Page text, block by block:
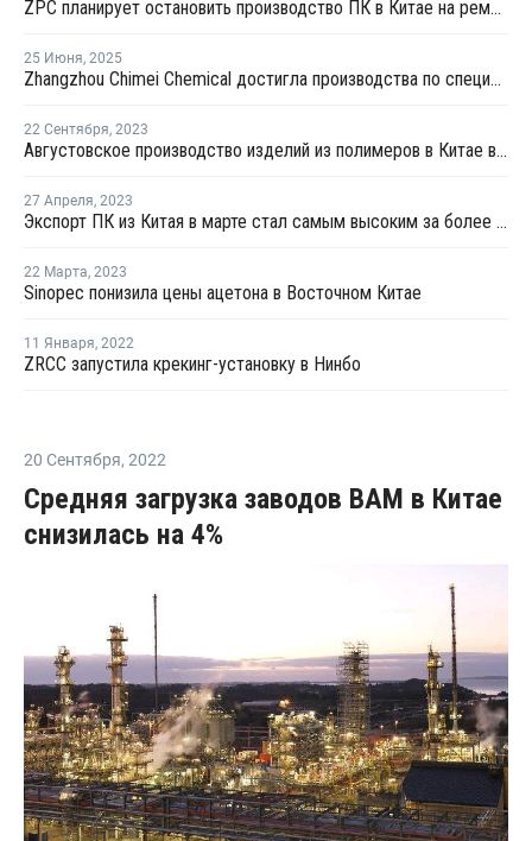
ZPC планирует остановить производство ПК в Китае на ремонт
25 Июня, 2025
Zhangzhou Chimei Chemical достигла производства по спецификации на новой линии поликарбоната в Китае
22 Сентября, 2023
Августовское производство изделий из полимеров в Китае выросло на 6,0%
27 Апреля, 2023
Экспорт ПК из Китая в марте стал самым высоким за более чем 15 лет
22 Марта, 2023
Sinopec понизила цены ацетона в Восточном Китае
11 Января, 2022
ZRCC запустила крекинг-установку в Нинбо
20 Сентября, 2022
Средняя загрузка заводов ВАМ в Китае
снизилась на 4%